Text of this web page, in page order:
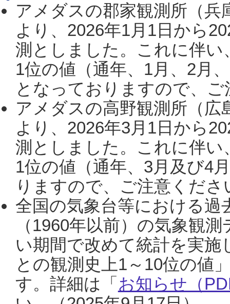
アメダスの郡家観測所（
より、2026年1月1日から
測としました。これに伴い
1位の値（通年、1月、2月
となっておりますので、
アメダスの高野観測所（
より、2026年3月1日から
測としました。これに伴い
1位の値（通年、3月及び4
りますので、ご注意くだ
全国の気象台等における過
（1960年以前）の気象観
い期間で改めて統計を実
との観測史上1～10位の値
す。詳細は「 お知らせ（